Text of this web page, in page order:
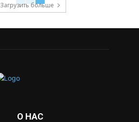
Загрузить больше
О НАС